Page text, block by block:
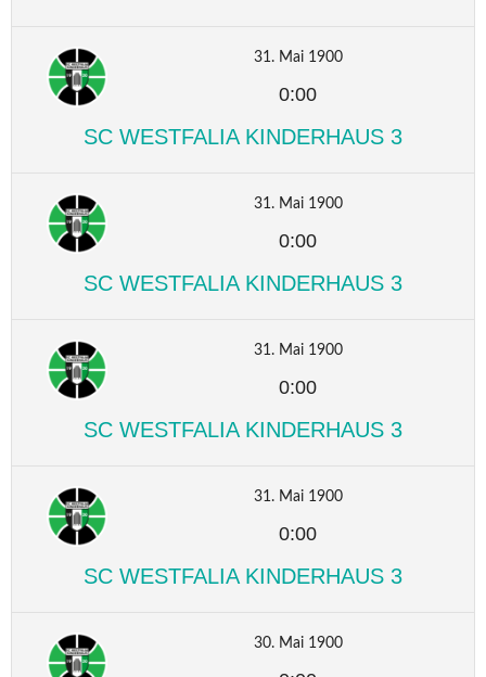
31. Mai 1900
0:00
SC WESTFALIA KINDERHAUS 3
31. Mai 1900
0:00
SC WESTFALIA KINDERHAUS 3
31. Mai 1900
0:00
SC WESTFALIA KINDERHAUS 3
31. Mai 1900
0:00
SC WESTFALIA KINDERHAUS 3
30. Mai 1900